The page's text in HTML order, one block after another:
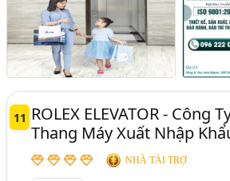
11 ROLEX ELEVATOR - Công
Thang Máy Xuất Nhập
NHÀ TÀI TRỢ